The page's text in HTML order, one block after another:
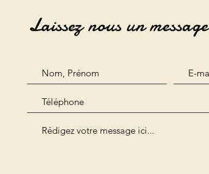
Laissez nous un message